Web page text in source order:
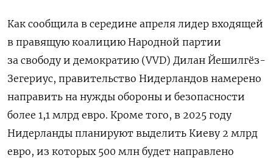
Как сообщила в середине апреля лидер входящей
в правящую коалицию Народной партии
за свободу и демократию (VVD) Дилан Йешилгёз-
Зегериус, правительство Нидерландов намерено
направить на нужды обороны и безопасности
более 1,1 млрд евро. Кроме того, в 2025 году
Нидерланды планируют выделить Киеву 2 млрд
евро, из которых 500 млн будет направлено